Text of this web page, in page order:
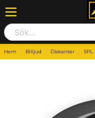
Hem Billjud Diskanter